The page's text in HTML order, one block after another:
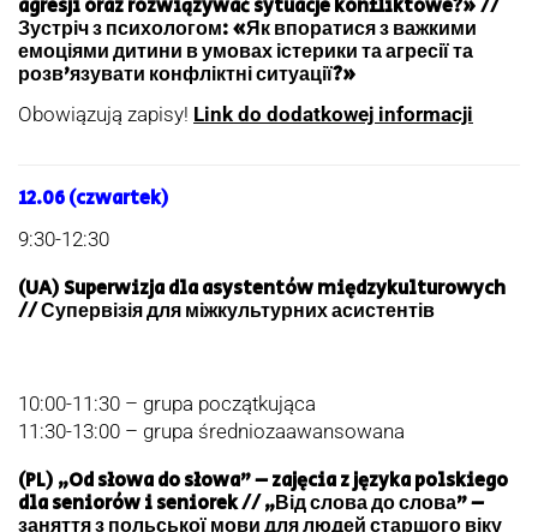
agresji oraz rozwiązywać sytuacje konfliktowe?» //
Зустріч з психологом: «Як впоратися з важкими
емоціями дитини в умовах істерики та агресії та
розв’язувати конфліктні ситуації?»
Obowiązują zapisy! Link do dodatkowej informacji
12.06 (czwartek)
9:30-12:30
(UA) Superwizja dla asystentów międzykulturowych
// Супервізія для міжкультурних асистентів
10:00-11:30 – grupa początkująca
11:30-13:00 – grupa średniozaawansowana
(PL) „Od słowa do słowa” – zajęcia z języka polskiego
dla seniorów i seniorek // „Від слова до слова” –